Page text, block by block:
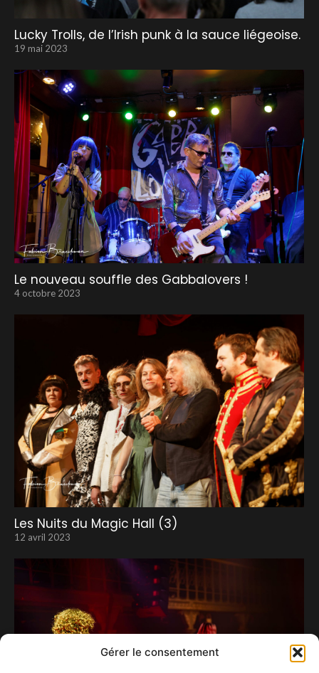
Gérer le consentement
Lucky Trolls, de l’Irish punk à la sauce liégeoise.
19 mai 2023
Le nouveau souffle des Gabbalovers !
4 octobre 2023
Les Nuits du Magic Hall (3)
12 avril 2023